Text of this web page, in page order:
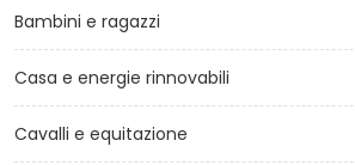
Bambini e ragazzi
Casa e energie rinnovabili
Cavalli e equitazione